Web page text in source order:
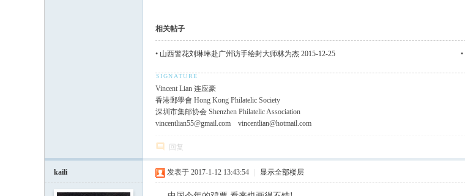
相关帖子
• 山西警花刘琳琳赴广州访手绘封大师林为杰 2015-12-25 •
Vincent Lian 连应豪
香港郵學會 Hong Kong Philatelic Society
深圳市集邮协会 Shenzhen Philatelic Association
vincentlian55@gmail.com vincentlian@hotmail.com
回复
kaili 发表于 2017-1-12 13:43:54 显示全部楼层